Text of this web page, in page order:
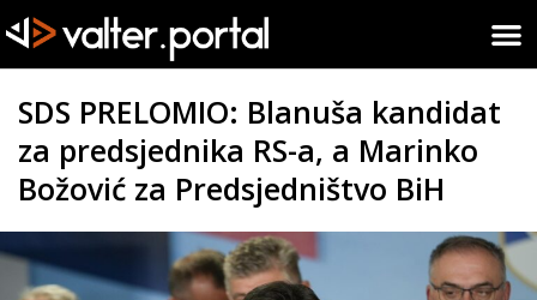
SDS PRELOMIO: Blanuša kandidat
za predsjednika RS-a, a Marinko
Božović za Predsjedništvo BiH